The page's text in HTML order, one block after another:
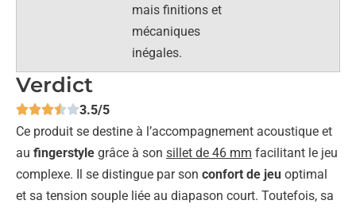
mais finitions et
mécaniques
inégales.
Verdict
3.5/5
Ce produit se destine à l’accompagnement acoustique et
au fingerstyle grâce à son sillet de 46 mm facilitant le jeu
complexe. Il se distingue par son confort de jeu optimal
et sa tension souple liée au diapason court. Toutefois, sa